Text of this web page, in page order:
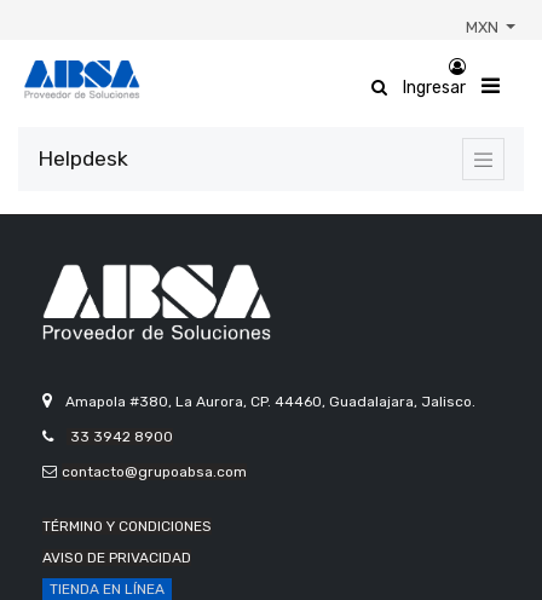
MXN
Ingresar
Helpdesk
Amapola #380, La Aurora, CP. 44460, Guadalajara, Jalisco.
33 3942 8900
contacto@grupoabsa.com
TÉRMINO Y CONDICIONES
AVISO DE PRIVACIDAD
TIENDA EN LÍNEA